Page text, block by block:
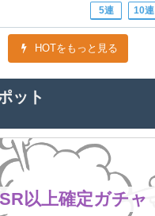
5連 10連
HOTをもっと見る
ット
以上確定ガチャ